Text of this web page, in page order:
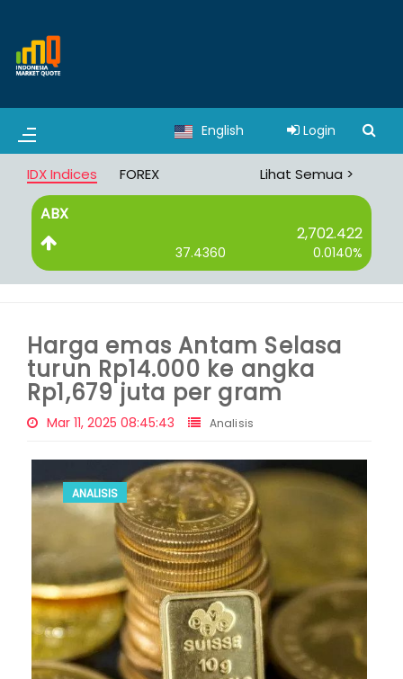
English Login
IDX Indices FOREX Lihat Semua >
ABX
2,702.422
37.4360 0.0140%
Harga emas Antam Selasa
turun Rp14.000 ke angka
Rp1,679 juta per gram
Mar 11, 2025 08:45:43 Analisis
ANALISIS